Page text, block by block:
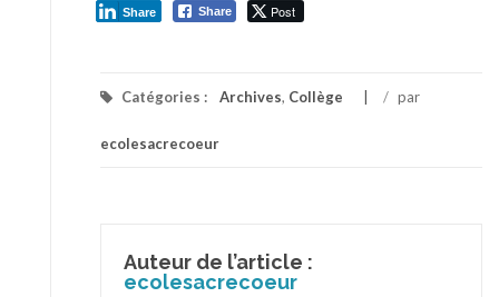
Share Post
Share
Catégories : Archives, Collège / par
ecolesacrecoeur
Auteur de l’article :
ecolesacrecoeur